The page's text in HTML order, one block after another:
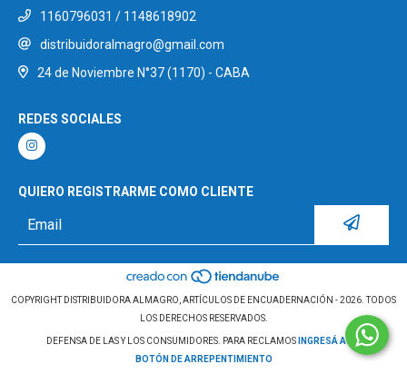
1160796031 / 1148618902
distribuidoralmagro@gmail.com
24 de Noviembre N°37 (1170) - CABA
REDES SOCIALES
QUIERO REGISTRARME COMO CLIENTE
COPYRIGHT DISTRIBUIDORA ALMAGRO, ARTÍCULOS DE ENCUADERNACIÓN - 2026. TODOS
LOS DERECHOS RESERVADOS.
DEFENSA DE LAS Y LOS CONSUMIDORES. PARA RECLAMOS
INGRESÁ ACÁ.
BOTÓN DE ARREPENTIMIENTO